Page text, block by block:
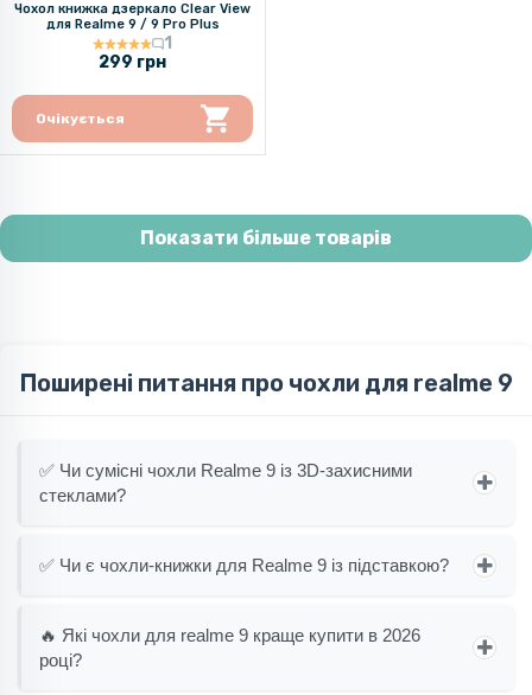
Чохол книжка дзеркало Clear View
для Realme 9 / 9 Pro Plus
1
299 грн
Очікується
Показати більше товарів
Поширені питання про чохли для realme 9
✅ Чи сумісні чохли Realme 9 із 3D-захисними
стеклами?
✅ Чи є чохли-книжки для Realme 9 із підставкою?
🔥 Які чохли для realme 9 краще купити в 2026
році?